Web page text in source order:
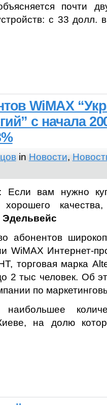
почти
с 33 долл.
WiMAX
с начала
in Новости,
Если вам нужно
хорошего
Эдельвейс
абонентов
WiMAX Интернет-
торговая марка
2 тыс человек. Об
по
на долю